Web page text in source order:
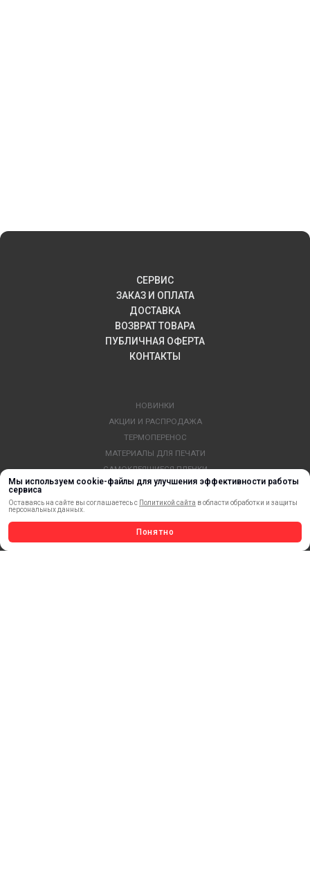
Мы используем cookie-файлы для улучшения эффективности работы
сервиса
Оставаясь на сайте вы соглашаетесь с Политикой сайта в области обработки и защиты
персональных данных.
Понятно
СЕРВИС
ЗАКАЗ И ОПЛАТА
ДОСТАВКА
ВОЗВРАТ ТОВАРА
ПУБЛИЧНАЯ ОФЕРТА
КОНТАКТЫ
НОВИНКИ
АКЦИИ И РАСПРОДАЖА
ТЕРМОПЕРЕНОС
МАТЕРИАЛЫ ДЛЯ ПЕЧАТИ
САМОКЛЕЯЩИЕСЯ ПЛЕНКИ
ЛИСТОВЫЕ МАТЕРИАЛЫ
СТЕРЖНИ И ТРУБЫ ИЗ АКРИЛА
ФЛАГШТОКИ SKYPOLE